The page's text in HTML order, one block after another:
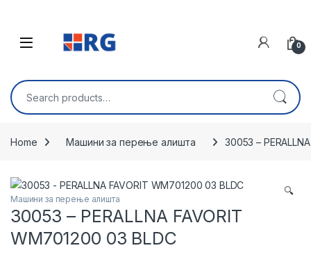
Open 0
Search for:
Home Машини за перење алишта 30053 –
🔍
Машини за перење алишта
30053 – PERALLNA FAVORIT
WM701200 03 BLDC